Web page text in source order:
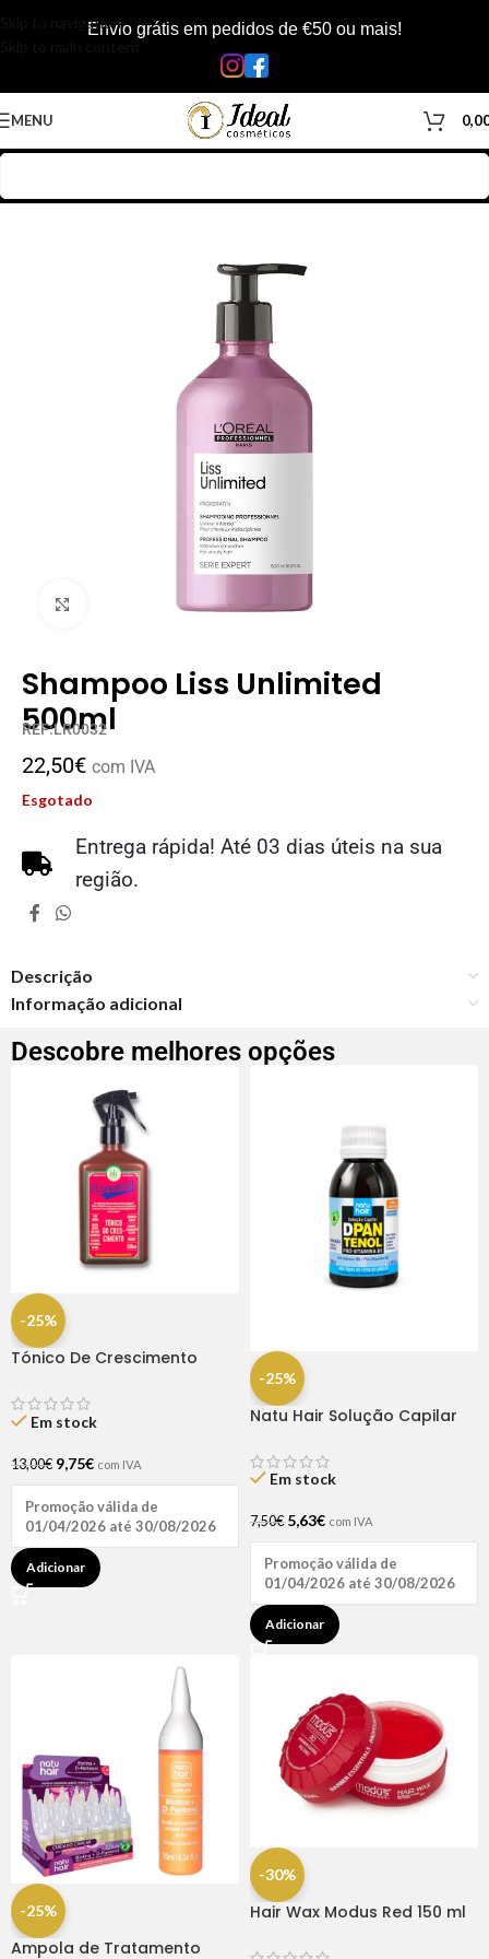
Skip to navigationEnvio grátis em pedidos de €50 ou mais!
MENU
Clique para ampliar
Shampoo Liss Unlimited
500ml
REF:LR0032
22,50€ com IVA
Esgotado
Entrega rápida! Até 03 dias úteis na sua
região.
Descrição
Informação adicional
Descobre melhores opções
-25%
Tónico De Crescimento
Em stock
13,00€ 9,75€ com IVA
Promoção válida de
01/04/2026 até 30/08/2026
Adicionar
-25%
Natu Hair Solução Capilar
Em stock
7,50€ 5,63€ com IVA
Promoção válida de
01/04/2026 até 30/08/2026
Adicionar
-25%
Ampola de Tratamento
-30%
Hair Wax Modus Red 150 ml